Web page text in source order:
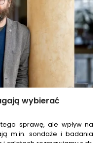
wybierać
sprawę, ale wpływ na
m.in. sondaże i badania